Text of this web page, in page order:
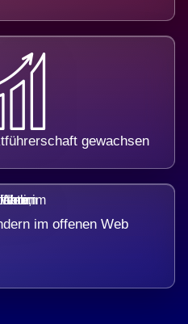
gewachsen
im offenen Web